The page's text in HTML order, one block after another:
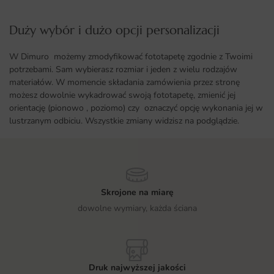
Duży wybór i dużo opcji personalizacji ​
W Dimuro możemy zmodyfikować fototapetę zgodnie z Twoimi
potrzebami. Sam wybierasz rozmiar i jeden z wielu rodzajów
materiałów. W momencie składania zamówienia przez stronę
możesz dowolnie wykadrować swoją fototapetę, zmienić jej
orientację (pionowo , poziomo) czy oznaczyć opcję wykonania jej w
lustrzanym odbiciu. Wszystkie zmiany widzisz na podglądzie.
Skrojone na miarę
dowolne wymiary, każda ściana
Druk najwyższej jakości